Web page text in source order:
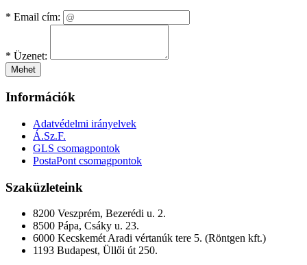
* Email cím:
* Üzenet:
Mehet
Információk
Adatvédelmi irányelvek
Á.Sz.F.
GLS csomagpontok
PostaPont csomagpontok
Szaküzleteink
8200 Veszprém, Bezerédi u. 2.
8500 Pápa, Csáky u. 23.
6000 Kecskemét Aradi vértanúk tere 5. (Röntgen kft.)
1193 Budapest, Üllői út 250.